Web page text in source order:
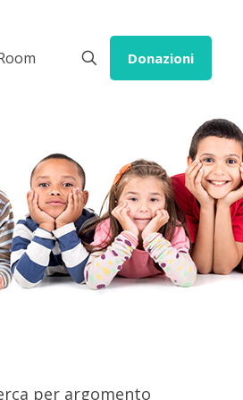
Donazioni
per argomento